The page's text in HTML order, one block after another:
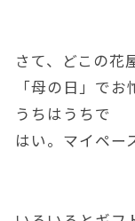
さて、どこの花
「母の日」で
うちはうちで
はい。マイペー